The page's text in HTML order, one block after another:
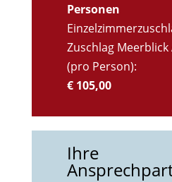
Personen
Zuschlag Meerblick
(pro Person):
€ 105,00
Ihre